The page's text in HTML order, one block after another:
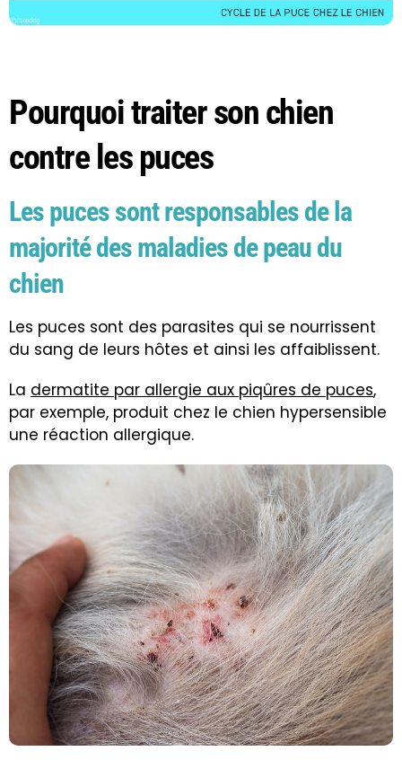
Pourquoi traiter son chien
contre les puces
Les puces sont responsables de la
majorité des maladies de peau du
chien
Les puces sont des parasites qui se nourrissent
du sang de leurs hôtes et ainsi les affaiblissent.
La dermatite par allergie aux piqûres de puces,
par exemple, produit chez le chien hypersensible
une réaction allergique.